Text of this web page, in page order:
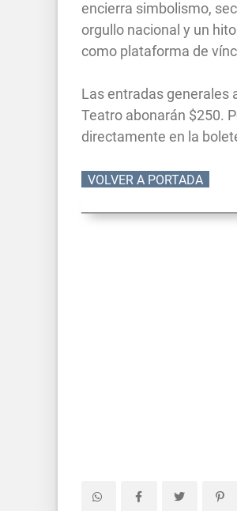
encierra simbolismo,
orgullo nacional y un
como plataforma de
Las entradas generales
Teatro abonarán $250.
directamente en la
VOLVER A PORTADA